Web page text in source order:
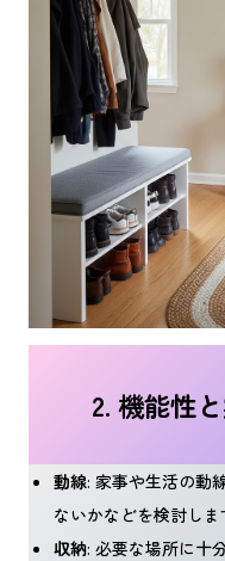
2. 機能性
動線: 家事や生活の動
ないかなどを検討しま
収納: 必要な場所に十